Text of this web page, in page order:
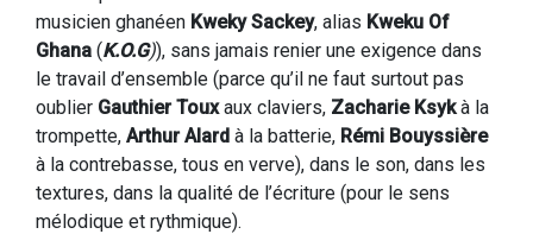
musicien ghanéen Kweky Sackey, alias Kweku Of
Ghana (K.O.G)), sans jamais renier une exigence dans
le travail d’ensemble (parce qu’il ne faut surtout pas
oublier Gauthier Touxaux claviers, Zacharie Ksykà la
trompette, Arthur Alard à la batterie, Rémi Bouyssière
à la contrebasse, tous en verve), dans le son, dans les
textures, dans la qualité de l’écriture (pour le sens
mélodique et rythmique).